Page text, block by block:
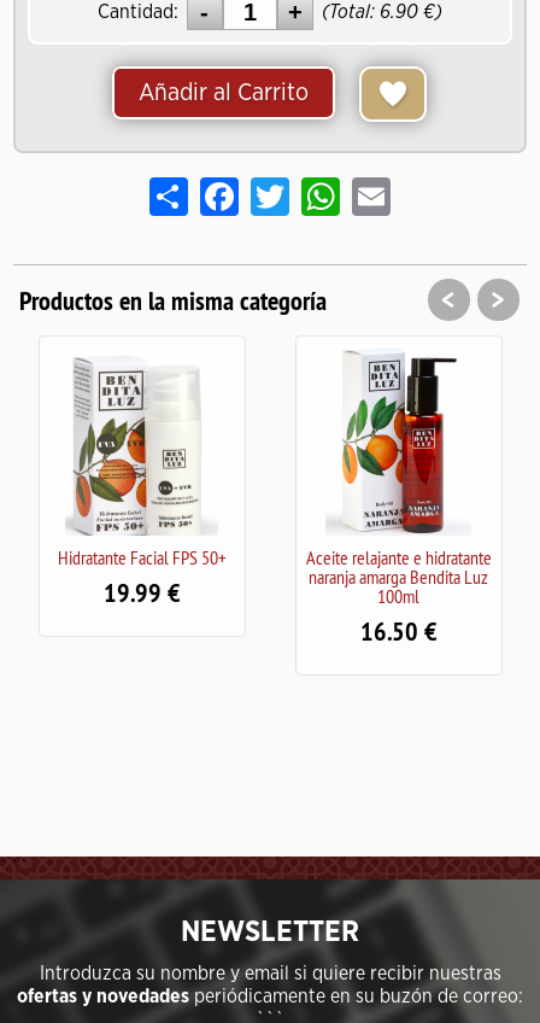
Cantidad: (Total: 6.90)
Añadir al Carrito
ShareFacebook
TwitterWhatsApp
Email
Productos en la misma categoría
FPS 50+
Aceite relajante e hidratante
naranja amarga Bendita Luz
16.50
Protector labial
Bendita Luz
< >
```
NEWSLETTER
Introduzca su nombre y email si quiere recibir nuestras
ofertas y novedades periódicamente en su buzón de correo: